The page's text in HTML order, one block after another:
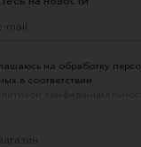
на обработку
в соответствии